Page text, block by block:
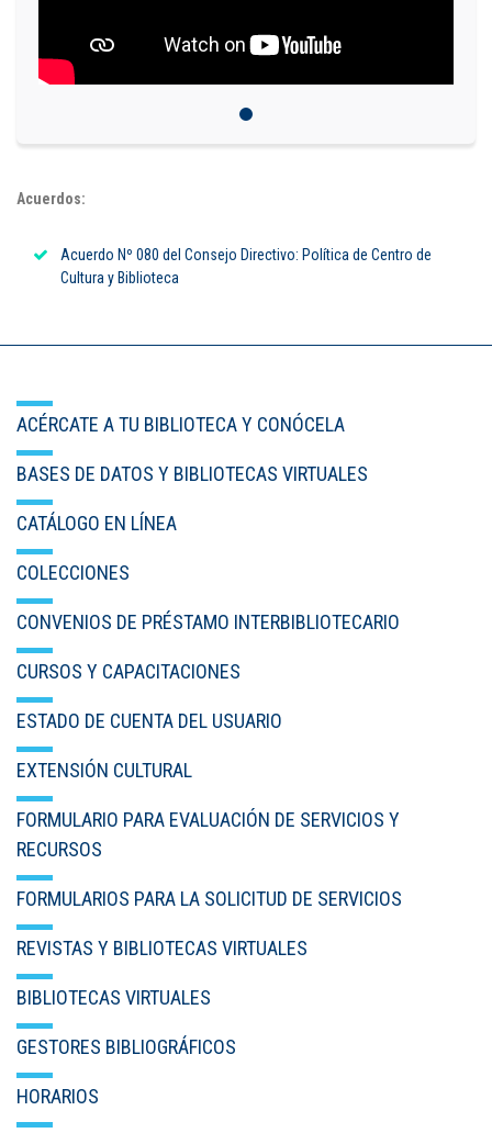
Acuerdos:
Acuerdo Nº 080 del Consejo Directivo: Política de Centro de
Cultura y Biblioteca
ACÉRCATE A TU BIBLIOTECA Y CONÓCELA
BASES DE DATOS Y BIBLIOTECAS VIRTUALES
CATÁLOGO EN LÍNEA
COLECCIONES
CONVENIOS DE PRÉSTAMO INTERBIBLIOTECARIO
CURSOS Y CAPACITACIONES
ESTADO DE CUENTA DEL USUARIO
EXTENSIÓN CULTURAL
FORMULARIO PARA EVALUACIÓN DE SERVICIOS Y
RECURSOS
FORMULARIOS PARA LA SOLICITUD DE SERVICIOS
REVISTAS Y BIBLIOTECAS VIRTUALES
BIBLIOTECAS VIRTUALES
GESTORES BIBLIOGRÁFICOS
HORARIOS
Puntos de pago
Empleo
Línea de Atención al Cliente
Medellín - Colombia - Suramérica